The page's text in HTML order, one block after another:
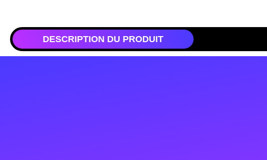
DESCRIPTION DU PRODUIT